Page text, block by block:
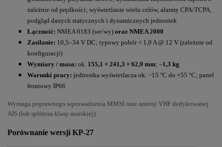
zależnie od prędkości; wyświetlanie wielu celów, alarmy CPA/TCPA,
podgląd danych statycznych i dynamicznych jednostek
Łączność: NMEA 0183 (we/wy) oraz NMEA 2000
Zasilanie: 10,5–34 V DC; typowy pobór < 1,0 A @ 12 V (zależnie od
konfiguracji)
Wymiary / masa: ok. 155,1 × 241,3 × 62,9 mm; ~1,3 kg
Warunki pracy: jednostka wyświetlacza ok. −15 °C do +55 °C; panel
frontowy IP66
Wymaga poprawnego wprowadzenia MMSI oraz anteny VHF dedykowanej
AIS (lub splittera klasy morskiej).
Porównanie wersji KP-27